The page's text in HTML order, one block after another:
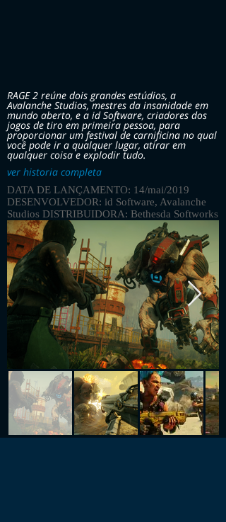
RAGE 2 reúne dois grandes estúdios, a
Avalanche Studios, mestres da insanidade em
mundo aberto, e a id Software, criadores dos
jogos de tiro em primeira pessoa, para
proporcionar um festival de carnificina no qual
você pode ir a qualquer lugar, atirar em
qualquer coisa e explodir tudo.
ver historia completa
DATA DE LANÇAMENTO: 14/mai/2019
DESENVOLVEDOR: id Software, Avalanche
Studios DISTRIBUIDORA: Bethesda Softworks